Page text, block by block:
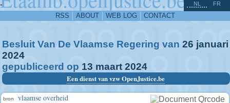
-
RSS ABOUT WEB LOG CONTACT
NL FR
Besluit Van De Vlaamse Regering van 26 januari
2024
gepubliceerd op 13 maart 2024
Een dienst van vzw OpenJustice.be
bron vlaamse overheid
^